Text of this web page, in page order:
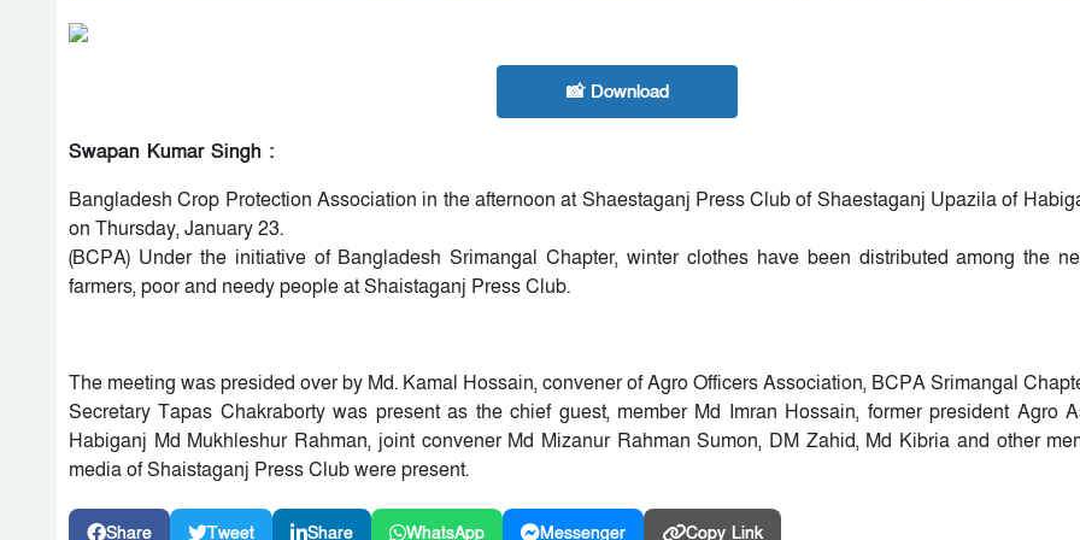
📸 Download
Swapan Kumar Singh :
Bangladesh Crop Protection Association in the afternoon at Shaestaganj Press Club of Shaestaganj Upazila of
on Thursday, January 23.
(BCPA) Under the initiative of Bangladesh Srimangal Chapter, winter clothes have been distributed among the
farmers, poor and needy people at Shaistaganj Press Club.
The meeting was presided over by Md. Kamal Hossain, convener of Agro Officers Association, BCPA Srimangal
Secretary Tapas Chakraborty was present as the chief guest, member Md Imran Hossain, former president Agro
Habiganj Md Mukhleshur Rahman, joint convener Md Mizanur Rahman Sumon, DM Zahid, Md Kibria and other
media of Shaistaganj Press Club were present.
Share Tweet Share WhatsApp Messenger Copy Link